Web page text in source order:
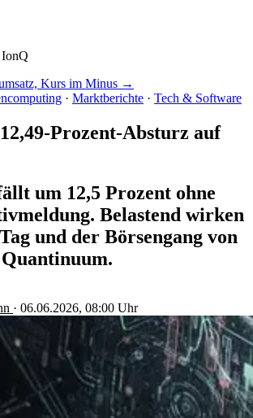
Kurs im Minus →
· Marktberichte · Tech & Software
Prozent-Absturz auf
um 12,5 Prozent ohne
Belastend wirken
und der Börsengang von
· 06.06.2026, 08:00 Uhr